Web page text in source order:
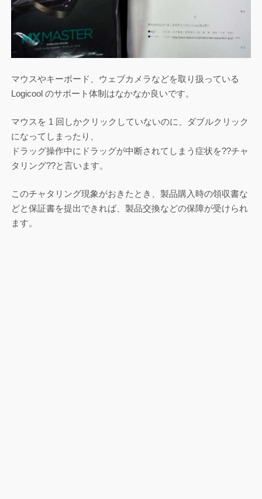
マウスやキーボード、ウェブカメラなどを取り扱っている
Logicool のサポート体制はなかなか良いです。
マウスを 1 回しかクリックしていないのに、ダブルクリック
になってしまったり、
ドラッグ操作中にドラッグが中断されてしまう症状を??チャ
タリング??と言います。
このチャタリング現象がおきたとき、製品購入時の領収書な
どと保証書を提出できれば、製品交換などの保障が受けられ
ます。